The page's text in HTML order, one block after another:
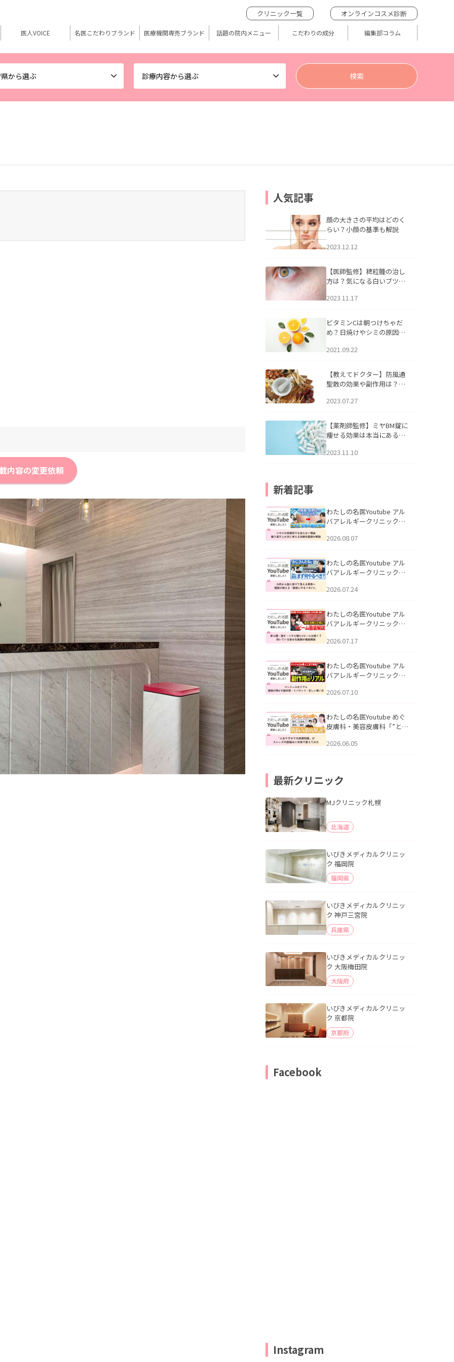
から選ぶ 診療内容から選ぶ
クリニック一覧 オンラインコスメ診断
医人VOICE 名医こだわりブランド 医療機関専売ブランド 話題の院内メニュー こだわりの成分 編集部コラム
内容の変更依頼
人気記事
顔の大きさの平均はどのく
らい？小顔の基準も解説
2023.12.12
【医師監修】稗粒腫の治し
方は？気になる白いブツブ
アについて
2023.11.17
ビタミンCは朝つけちゃだ
め？日焼けやシミの原因に
2021.09.22
【教えてドクター】防風通
聖散の効果や副作用は？長
2023.07.27
【薬剤師監修】ミヤBM錠に
痩せる効果は本当にある
2023.11.10
新着記事
わたしの名医Youtube アル
バアレルギークリニック札
らない理由｜繰り返す人が
説」を公開いたしました。
2026.08.07
わたしの名医Youtube アル
バアレルギークリニック札
える男性へ｜医師が教える
公開いたしました。
2026.07.24
わたしの名医Youtube アル
バアレルギークリニック札
跡にVビームは効く？向いて
説」を公開いたしました。
2026.07.17
わたしの名医Youtube アル
バアレルギークリニック札
医師が明かす副作用・リバ
公開いたしました。
2026.07.10
わたしの名医Youtube めぐ
皮膚科・美容皮膚科「”とお
ッズの肌悩みに本気で答え
2026.06.05
最新クリニック
MJクリニック札幌
北海道
いびきメディカルクリニッ
ク 福岡院
福岡県
いびきメディカルクリニッ
ク 神戸三宮院
兵庫県
いびきメディカルクリニッ
ク 大阪梅田院
大阪府
いびきメディカルクリニッ
ク 京都院
京都府
Facebook
Instagram